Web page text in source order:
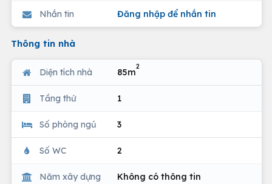
Nhắn tin Đăng nhập để nhắn tin
Thông tin nhà
Diện tích nhà 85m
2
Tầng thứ 1
Số phòng ngủ 3
Số WC 2
Năm xây dựng Không có thông tin